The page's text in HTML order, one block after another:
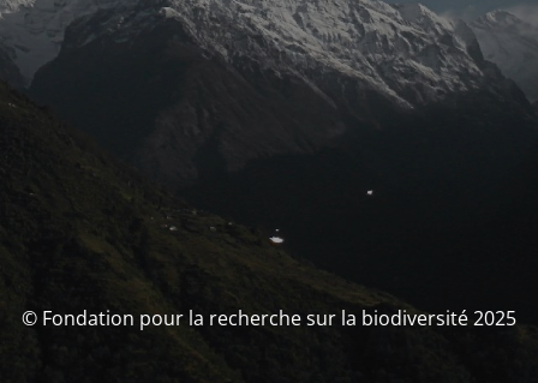
© Fondation pour la recherche sur la biodiversité 2025